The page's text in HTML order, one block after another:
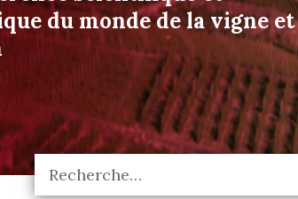
du monde de la vigne et